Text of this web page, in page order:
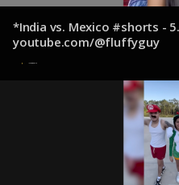
*India vs. Mexico #shorts -
youtube.com/@fluffyguy